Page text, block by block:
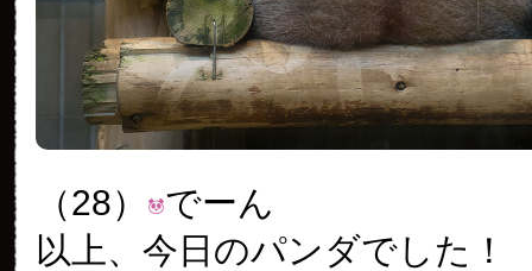
（28）
でーん
以上、今日のパンダでした！